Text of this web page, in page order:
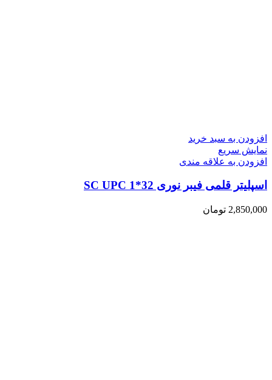
افزودن به سبد خرید
نمایش سریع
افزودن به علاقه مندی
اسپلیتر قلمی فیبر نوری 32*1 SC UPC
2,850,000 تومان